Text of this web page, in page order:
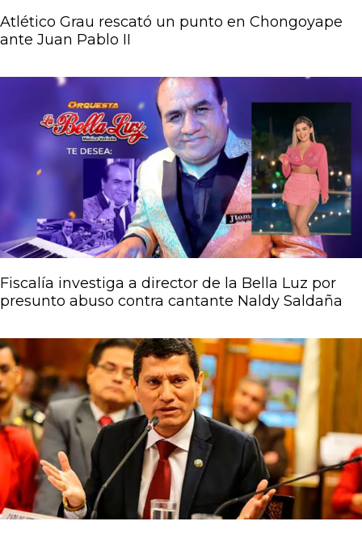
Atlético Grau rescató un punto en Chongoyape
ante Juan Pablo II
Fiscalía investiga a director de la Bella Luz por
presunto abuso contra cantante Naldy Saldaña